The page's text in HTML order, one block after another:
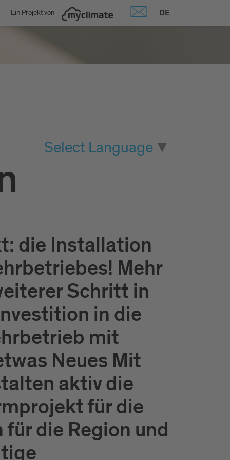
Ein Projekt von DE
Select Language ▼
die Installation
Mehr
Schritt in
in die
mit
Neues Mit
aktiv die
für die
die Region und